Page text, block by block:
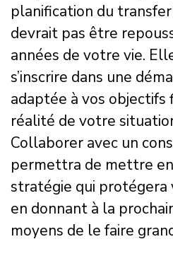
planification du
devrait pas être
années de votre vie.
s’inscrire dans une
adaptée à vos objectifs
réalité de votre
Collaborer avec un
permettra de mettre
stratégie qui
en donnant à la
moyens de le faire